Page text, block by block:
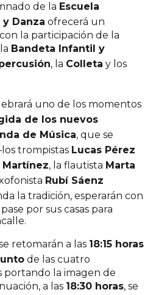
de la Escuela
Danza ofrecerá un
la participación de la
Bandeta Infantil y
, la Colleta y los
uno de los momentos
de los nuevos
de Música, que se
trompistas Lucas Pérez
Martínez, la flautista Marta
Rubí Sáenz
la tradición, esperarán con
por sus casas para
retomarán a las 18:15 horas
de las cuatro
portando la imagen de
a las 18:30 horas, se